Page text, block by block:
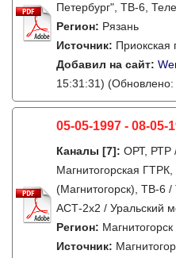
Петербург", ТВ-6,
Регион: Рязань
Источник: Приокская
Добавил на сайт:
15:31:31)
05-05-1997 - 08-05-
Каналы [7]: ОРТ, РТР
Магнитогорская
(Магнитогорск), ТВ-6
АСТ-2х2 / Уральский
Регион: Магнитогорск
Источник: